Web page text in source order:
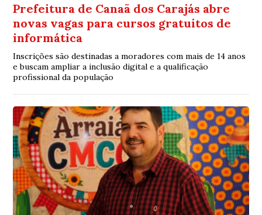
Prefeitura de Canaã dos Carajás abre
novas vagas para cursos gratuitos de
informática
Inscrições são destinadas a moradores com mais de 14 anos
e buscam ampliar a inclusão digital e a qualificação
profissional da população